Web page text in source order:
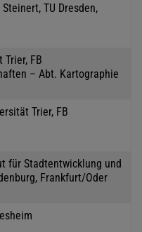
TU Dresden,
Trier, FB
– Abt. Kartographie
Trier, FB
für Stadtentwicklung und
Frankfurt/Oder